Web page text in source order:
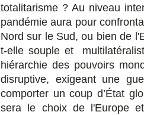
totalitarisme ? Au niveau
pandémie aura pour
Nord sur le Sud, ou bien de
t-elle souple et
hiérarchie des pouvoirs
disruptive, exigeant une
comporter un coup d’État
sera le choix de l'Europe